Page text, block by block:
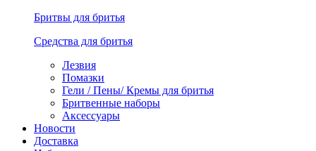
Бритвы для бритья
Средства для бритья
Лезвия
Помазки
Гели / Пены/ Кремы для бритья
Бритвенные наборы
Аксессуары
Новости
Доставка